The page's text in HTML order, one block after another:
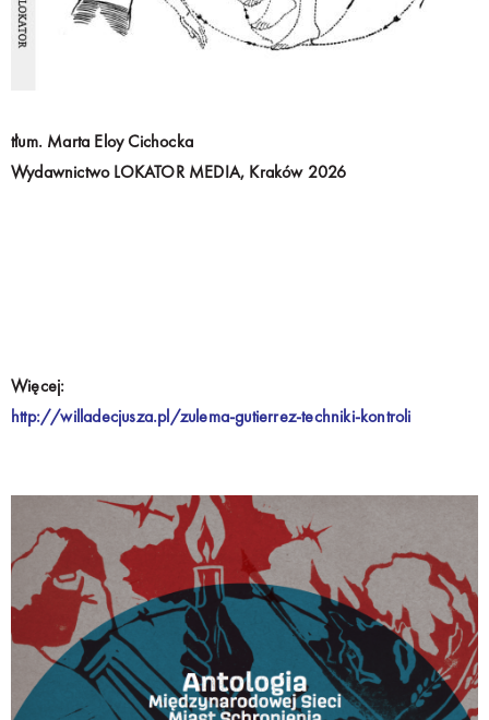
tłum. Marta Eloy Cichocka
Wydawnictwo LOKATOR MEDIA, Kraków 2026
Więcej:
http://willadecjusza.pl/zulema-gutierrez-techniki-kontroli